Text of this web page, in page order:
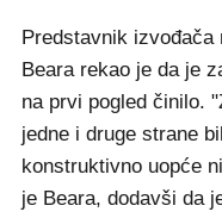
Predstavnik izvođača
Beara rekao je da je
na prvi pogled činilo.
jedne i druge strane
konstruktivno uopće
je Beara, dodavši da